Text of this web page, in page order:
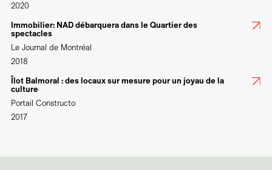
2020
Immobilier: NAD débarquera dans le Quartier des
spectacles
Le Journal de Montréal
2018
Îlot Balmoral : des locaux sur mesure pour un joyau de la
culture
Portail Constructo
2017